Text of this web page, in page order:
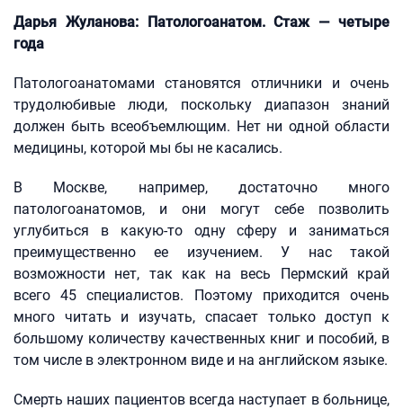
Дарья Жуланова: Патологоанатом. Стаж — четыре
года
Патологоанатомами становятся отличники и очень
трудолюбивые люди, поскольку диапазон знаний
должен быть всеобъемлющим. Нет ни одной области
медицины, которой мы бы не касались.
В Москве, например, достаточно много
патологоанатомов, и они могут себе позволить
углубиться в какую‑то одну сферу и заниматься
преимущественно ее изучением. У нас такой
возможности нет, так как на весь Пермский край
всего 45 специалистов. Поэтому приходится очень
много читать и изучать, спасает только доступ к
большому количеству качественных книг и пособий, в
том числе в электронном виде и на английском языке.
Смерть наших пациентов всегда наступает в больнице,